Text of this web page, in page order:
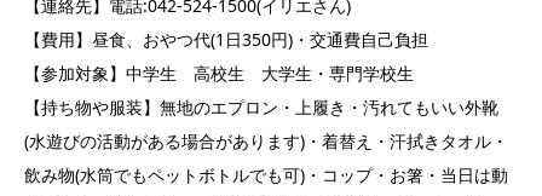
【連絡先】電話:042-524-1500(イリエさん)
【費用】昼食、おやつ代(1日350円)・交通費自己負担
【参加対象】中学生 高校生 大学生・専門学校生
【持ち物や服装】無地のエプロン・上履き・汚れてもいい外靴
(水遊びの活動がある場合があります)・着替え・汗拭きタオル・
飲み物(水筒でもペットボトルでも可)・コップ・お箸・当日は動